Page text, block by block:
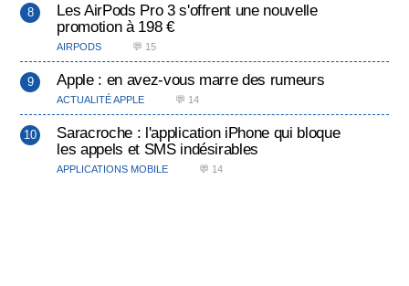
Les AirPods Pro 3 s'offrent une nouvelle
promotion à 198 €
AIRPODS 💬 15
Apple : en avez-vous marre des rumeurs
ACTUALITÉ APPLE 💬 14
Saracroche : l'application iPhone qui bloque
les appels et SMS indésirables
APPLICATIONS MOBILE 💬 14